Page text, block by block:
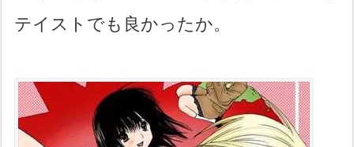
テイストでも良かったか。